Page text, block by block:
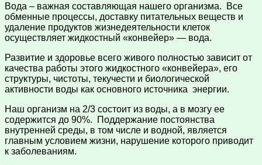
Вода – важная составляющая нашего организма. Все
обменные процессы, доставку питательных веществ и
удаление продуктов жизнедеятельности клеток
осуществляет жидкостный «конвейер» — вода.
Развитие и здоровье всего живого полностью зависит от
качества работы этого жидкостного «конвейера», его
структуры, чистоты, текучести и биологической
активности воды как основного источника энергии.
Наш организм на 2/3 состоит из воды, а в мозгу ее
содержится до 90%. Поддержание постоянства
внутренней среды, в том числе и водной, является
главным условием жизни, нарушение которого приводит
к заболеваниям.